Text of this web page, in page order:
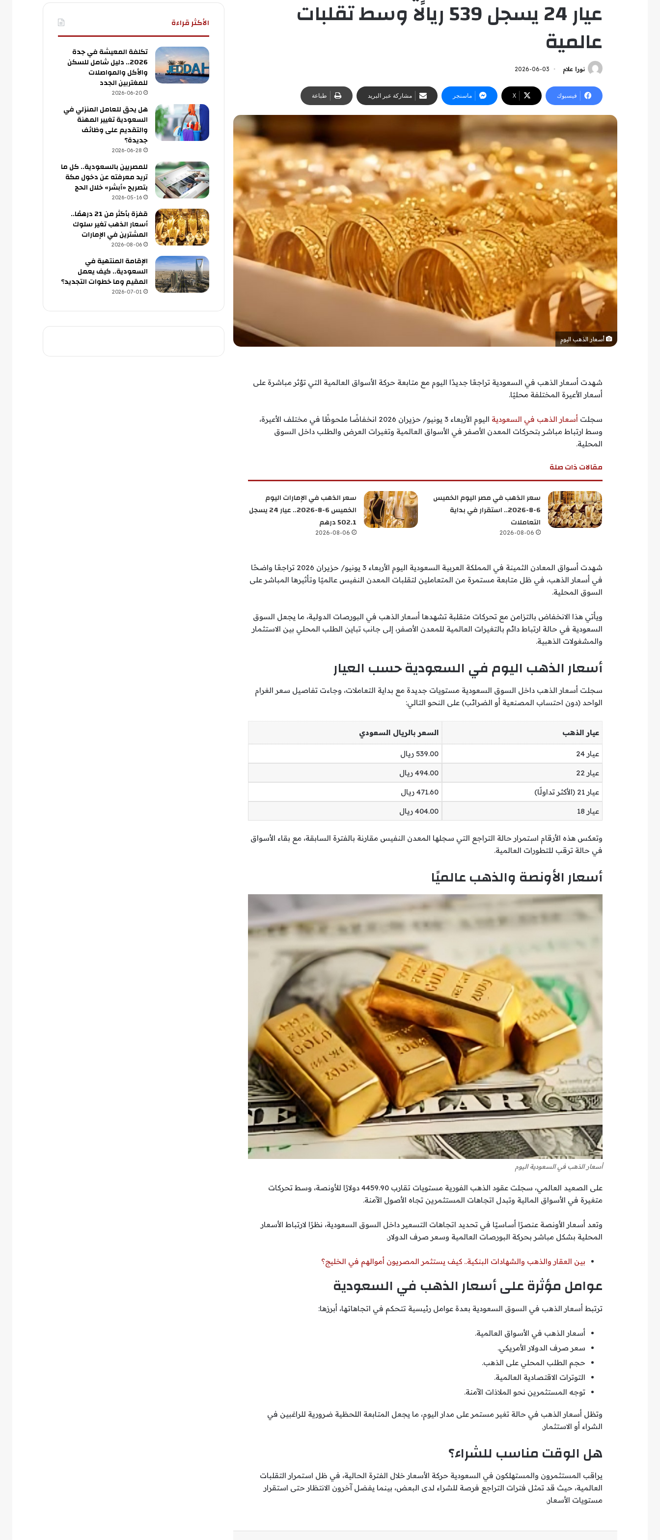
عيار 24 يسجل 539 ريالًا وسط تقلبات
عالمية
نورا علام 2026-06-03
فيسبوك ‫X ماسنجر مشاركة عبر البريد طباعة
أسعار الذهب اليوم
شهدت أسعار الذهب في السعودية تراجعًا جديدًا اليوم مع متابعة حركة الأسواق العالمية التي تؤثر مباشرة على
أسعار الأعيرة المختلفة محليًا.
سجلت أسعار الذهب في السعودية
اليوم الأربعاء 3 يونيو/ حزيران 2026 انخفاضًا ملحوظًا في مختلف الأعيرة،
وسط ارتباط مباشر بتحركات المعدن الأصفر في الأسواق العالمية وتغيرات العرض والطلب داخل السوق
المحلية.
مقالات ذات صلة
سعر الذهب في مصر اليوم الخميس
6-8-2026.. استقرار في بداية
التعاملات
2026-08-06
سعر الذهب في الإمارات اليوم
الخميس 6-8-2026.. عيار 24 يسجل
502.1 درهم
2026-08-06
شهدت أسواق المعادن الثمينة في المملكة العربية السعودية اليوم الأربعاء 3 يونيو/ حزيران 2026 تراجعًا واضحًا
في أسعار الذهب، في ظل متابعة مستمرة من المتعاملين لتقلبات المعدن النفيس عالميًا وتأثيرها المباشر على
السوق المحلية.
ويأتي هذا الانخفاض بالتزامن مع تحركات متقلبة تشهدها أسعار الذهب في البورصات الدولية، ما يجعل السوق
السعودية في حالة ارتباط دائم بالتغيرات العالمية للمعدن الأصفر، إلى جانب تباين الطلب المحلي بين الاستثمار
والمشغولات الذهبية.
أسعار الذهب اليوم في السعودية حسب العيار
سجلت أسعار الذهب داخل السوق السعودية مستويات جديدة مع بداية التعاملات، وجاءت تفاصيل سعر الغرام
الواحد (دون احتساب المصنعية أو الضرائب) على النحو التالي:
عيار الذهب السعر بالريال السعودي
عيار 24 539.00 ريال
عيار 22 494.00 ريال
عيار 21 (الأكثر تداولًا) 471.60 ريال
عيار 18 404.00 ريال
وتعكس هذه الأرقام استمرار حالة التراجع التي سجلها المعدن النفيس مقارنة بالفترة السابقة، مع بقاء الأسواق
في حالة ترقب للتطورات العالمية.
أسعار الأونصة والذهب عالميًا
أسعار الذهب في السعودية اليوم
على الصعيد العالمي، سجلت عقود الذهب الفورية مستويات تقارب 4459.90 دولارًا للأونصة، وسط تحركات
متغيرة في الأسواق المالية وتبدل اتجاهات المستثمرين تجاه الأصول الآمنة.
وتعد أسعار الأونصة عنصرًا أساسيًا في تحديد اتجاهات التسعير داخل السوق السعودية، نظرًا لارتباط الأسعار
المحلية بشكل مباشر بحركة البورصات العالمية وسعر صرف الدولار.
بين العقار والذهب والشهادات البنكية.. كيف يستثمر المصريون أموالهم في الخليج؟
عوامل مؤثرة على أسعار الذهب في السعودية
ترتبط أسعار الذهب في السوق السعودية بعدة عوامل رئيسية تتحكم في اتجاهاتها، أبرزها:
أسعار الذهب في الأسواق العالمية.
سعر صرف الدولار الأمريكي.
حجم الطلب المحلي على الذهب.
التوترات الاقتصادية العالمية.
توجه المستثمرين نحو الملاذات الآمنة.
وتظل أسعار الذهب في حالة تغير مستمر على مدار اليوم، ما يجعل المتابعة اللحظية ضرورية للراغبين في
الشراء أو الاستثمار.
هل الوقت مناسب للشراء؟
يراقب المستثمرون والمستهلكون في السعودية حركة الأسعار خلال الفترة الحالية، في ظل استمرار التقلبات
العالمية، حيث قد تمثل فترات التراجع فرصة للشراء لدى البعض، بينما يفضل آخرون الانتظار حتى استقرار
مستويات الأسعار.
الأكثر قراءة
تكلفة المعيشة في جدة
2026.. دليل شامل للسكن
والأكل والمواصلات
للمغتربين الجدد
2026-06-20
هل يحق للعامل المنزلي في
السعودية تغيير المهنة
والتقديم على وظائف
جديدة؟
2026-06-28
للمصريين بالسعودية.. كل ما
تريد معرفته عن دخول مكة
بتصريح «أبشر» خلال الحج
2026-05-16
قفزة بأكثر من 21 درهمًا..
أسعار الذهب تغير سلوك
المشترين في الإمارات
2026-08-06
الإقامة المنتهية في
السعودية.. كيف يعمل
المقيم وما خطوات التجديد؟
2026-07-01